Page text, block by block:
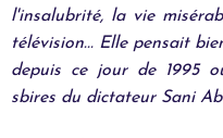
l'insalubrité, la vie
télévision... Elle pensait
depuis ce jour de 1995
sbires du dictateur Sani